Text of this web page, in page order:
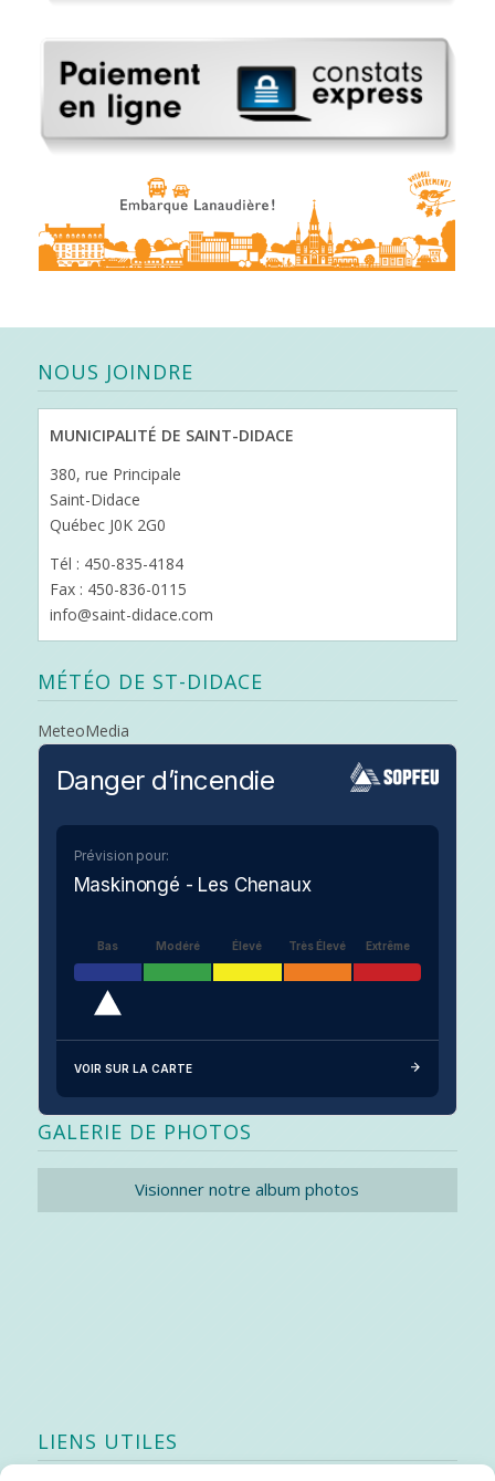
NOUS JOINDRE
MUNICIPALITÉ DE SAINT-DIDACE
380, rue Principale
Saint-Didace
Québec J0K 2G0
Tél : 450-835-4184
Fax : 450-836-0115
info@saint-didace.com
MÉTÉO DE ST-DIDACE
MeteoMedia
Danger d’incendie
Prévision pour:
Maskinongé - Les Chenaux
Bas Modéré Élevé Très Élevé Extrême
VOIR SUR LA CARTE
GALERIE DE PHOTOS
Visionner notre album photos
LIENS UTILES